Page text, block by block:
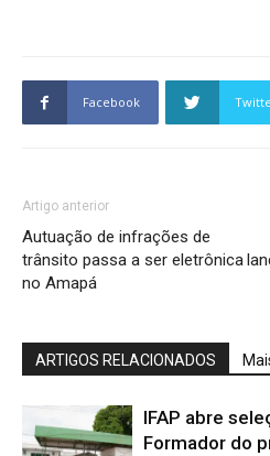
Facebook
Artigo anterior
Autuação de infrações de
trânsito passa a ser eletrônica
no Amapá
ARTIGOS RELACIONADOS
IFAP abre
Formador do